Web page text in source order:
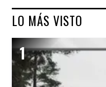
LO MÁS VISTO